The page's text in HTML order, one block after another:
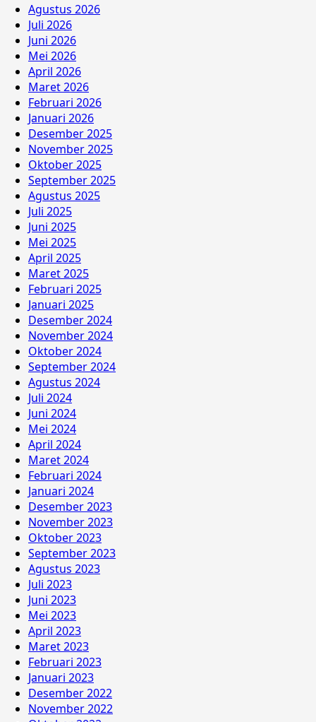
Agustus 2026
Juli 2026
Juni 2026
Mei 2026
April 2026
Maret 2026
Februari 2026
Januari 2026
Desember 2025
November 2025
Oktober 2025
September 2025
Agustus 2025
Juli 2025
Juni 2025
Mei 2025
April 2025
Maret 2025
Februari 2025
Januari 2025
Desember 2024
November 2024
Oktober 2024
September 2024
Agustus 2024
Juli 2024
Juni 2024
Mei 2024
April 2024
Maret 2024
Februari 2024
Januari 2024
Desember 2023
November 2023
Oktober 2023
September 2023
Agustus 2023
Juli 2023
Juni 2023
Mei 2023
April 2023
Maret 2023
Februari 2023
Januari 2023
Desember 2022
November 2022